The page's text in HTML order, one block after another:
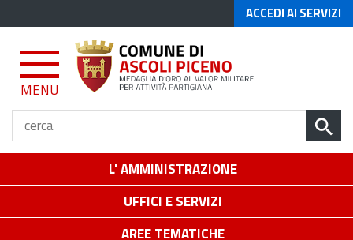
ACCEDI AI SERVIZI
MENU
L' AMMINISTRAZIONE
UFFICI E SERVIZI
AREE TEMATICHE